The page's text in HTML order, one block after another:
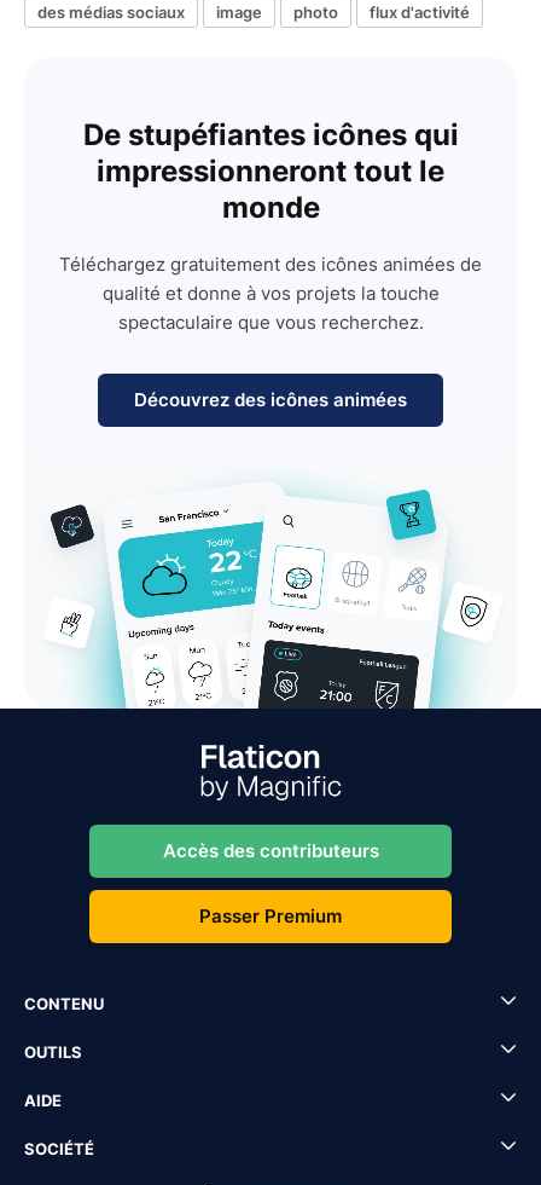
des médias sociaux
image photo flux d'activité
De stupéfiantes icônes qui
impressionneront tout le
monde
Téléchargez gratuitement des icônes animées de
qualité et donne à vos projets la touche
spectaculaire que vous recherchez.
Découvrez des icônes animées
Accès des contributeurs
Passer Premium
CONTENU
OUTILS
AIDE
SOCIÉTÉ